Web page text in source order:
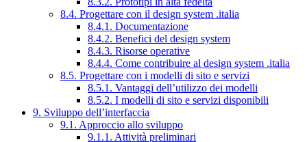
8.4. Progettare con il design system .italia
8.4.1. Documentazione
8.4.2. Benefici del design system
8.4.3. Risorse operative
8.4.4. Come contribuire al design system .italia
8.5. Progettare con i modelli di sito e servizi
8.5.1. Vantaggi dell’utilizzo dei modelli
8.5.2. I modelli di sito e servizi disponibili
9. Sviluppo dell’interfaccia
9.1. Approccio allo sviluppo
9.1.1. Attività preliminari